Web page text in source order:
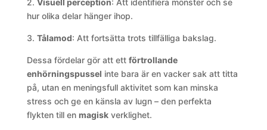
2. Visuell perception: Att identifiera mönster och se
hur olika delar hänger ihop.
3. Tålamod: Att fortsätta trots tillfälliga bakslag.
Dessa fördelar gör att ett förtrollande
enhörningspussel inte bara är en vacker sak att titta
på, utan en meningsfull aktivitet som kan minska
stress och ge en känsla av lugn – den perfekta
flykten till en magiskverklighet.